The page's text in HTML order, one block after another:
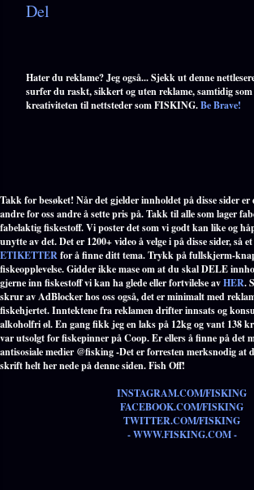
Del
Hater du reklame? Jeg også... Sjekk ut denne
surfer du raskt, sikkert og uten reklame, samtidig
kreativiteten til nettsteder som FISKING.Be Brave!
Takk for besøket! Når det gjelder innholdet på disse sider er
andre for oss andre å sette pris på. Takk til alle som lager
fabelaktig fiskestoff. Vi poster det som vi godt kan like og
unytte av det. Det er 1200+ video å velge i på disse sider, så
ETIKETTERfor å finne ditt tema. Trykk på fullskjerm-
fiskeopplevelse. Gidder ikke mase om at du skal DELE
gjerne inn fiskestoff vi kan ha glede eller fortvilelse avHER.
skrur av AdBlocker hos oss også, det er minimalt med
fiskehjertet. Inntektene fra reklamen drifter innsats og
alkoholfri øl. En gang fikk jeg en laks på 12kg og vant 138
var utsolgt for fiskepinner på Coop. Er ellers å finne på det
antisosiale medier @fisking -Det er forresten merksnodig at
skrift helt her nede på denne siden. Fish Off!
INSTAGRAM.COM/FISKING
FACEBOOK.COM/FISKING
TWITTER.COM/FISKING
- WWW.FISKING.COM -